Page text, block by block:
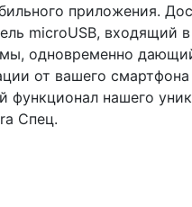
приложения.
miсroUSB, входящий в
одновременно
от вашего
функционал нашего
Спец.